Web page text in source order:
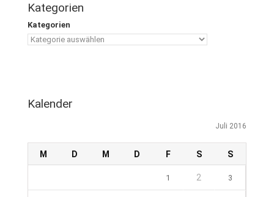
Kategorien
Kategorien
Kalender
Juli 2016
M D M D F S S
1 2 3